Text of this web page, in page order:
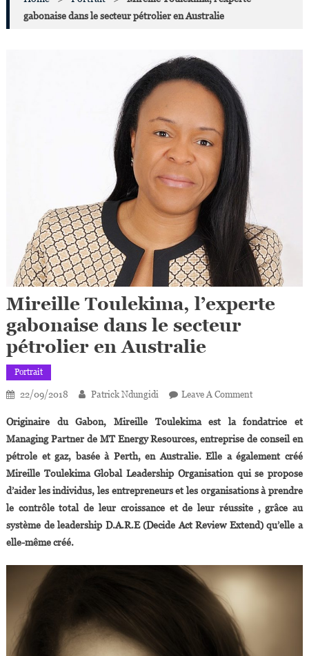
gabonaise dans le secteur pétrolier en Australie
Mireille Toulekima, l’experte
gabonaise dans le secteur
pétrolier en Australie
Portrait
22/09/2018 Patrick Ndungidi Leave A CommentOn
Toulekima,
L’experte
Gabonaise
Dans
Le
Secteur
Pétrolier
Originaire du Gabon, Mireille Toulekima est la fondatrice et
Managing Partner de MT Energy Resources, entreprise de conseil en
pétrole et gaz, basée à Perth, en Australie. Elle a également créé
Mireille Toulekima Global Leadership Organisation qui se propose
d’aider les individus, les entrepreneurs et les organisations à prendre
le contrôle total de leur croissance et de leur réussite , grâce au
système de leadership D.A.R.E (Decide Act Review Extend) qu’elle a
elle-même créé.